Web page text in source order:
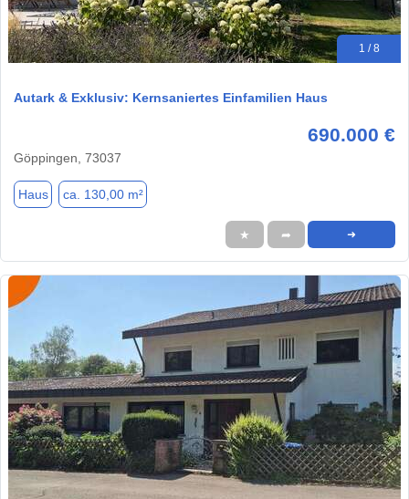
1 / 8
Autark & Exklusiv: Kernsaniertes Einfamilien Haus
690.000 €
Göppingen, 73037
Haus ca. 130,00 m²
★ ➦ ➜